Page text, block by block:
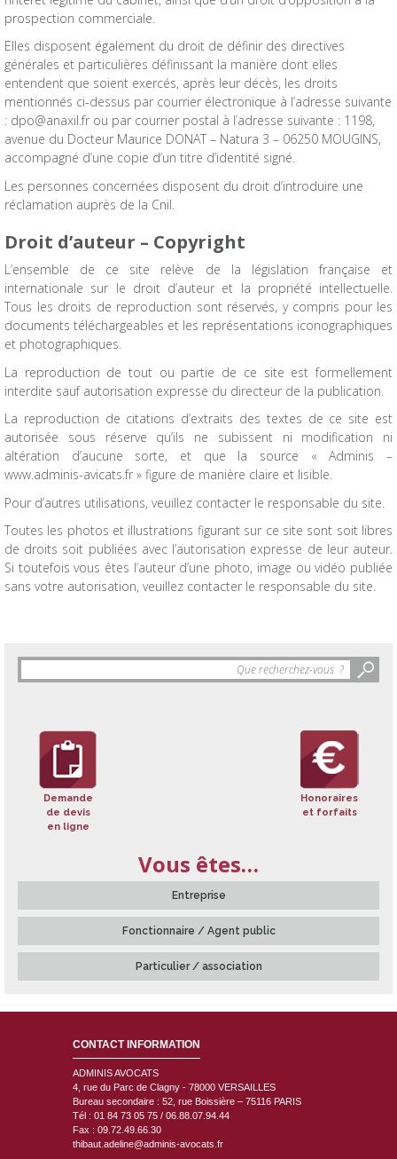
prospection commerciale.
Elles disposent également du droit de définir des directives
générales et particulières définissant la manière dont elles
entendent que soient exercés, après leur décès, les droits
mentionnés ci-dessus par courrier électronique à l’adresse suivante
: dpo@anaxil.fr ou par courrier postal à l’adresse suivante : 1198,
avenue du Docteur Maurice DONAT – Natura 3 – 06250 MOUGINS,
accompagné d’une copie d’un titre d’identité signé.
Les personnes concernées disposent du droit d’introduire une
réclamation auprès de la Cnil.
Droit d’auteur – Copyright
L’ensemble de ce site relève de la législation française et
internationale sur le droit d’auteur et la propriété intellectuelle.
Tous les droits de reproduction sont réservés, y compris pour les
documents téléchargeables et les représentations iconographiques
et photographiques.
La reproduction de tout ou partie de ce site est formellement
interdite sauf autorisation expresse du directeur de la publication.
La reproduction de citations d’extraits des textes de ce site est
autorisée sous réserve qu’ils ne subissent ni modification ni
altération d’aucune sorte, et que la source « Adminis –
www.adminis-avicats.fr » figure de manière claire et lisible.
Pour d’autres utilisations, veuillez contacter le responsable du site.
Toutes les photos et illustrations figurant sur ce site sont soit libres
de droits soit publiées avec l’autorisation expresse de leur auteur.
Si toutefois vous êtes l’auteur d’une photo, image ou vidéo publiée
sans votre autorisation, veuillez contacter le responsable du site.
Objet
de
Demande
de devis
en ligne
Honoraires
et forfaits
Vous êtes…
Entreprise
Fonctionnaire / Agent public
Particulier / association
CONTACT INFORMATION
ADMINIS AVOCATS
4, rue du Parc de Clagny - 78000 VERSAILLES
Bureau secondaire : 52, rue Boissière – 75116 PARIS
Tél : 01 84 73 05 75 / 06.88.07.94.44
Fax : 09.72.49.66.30
thibaut.adeline@adminis-avocats.fr